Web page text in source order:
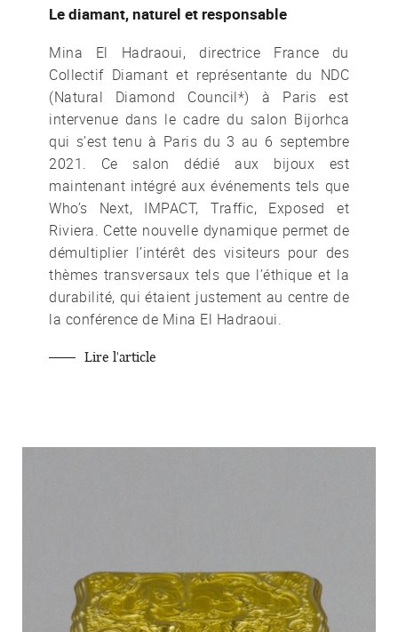
Le diamant, naturel et responsable
Mina El Hadraoui, directrice France du
Collectif Diamant et représentante du NDC
(Natural Diamond Council*) à Paris est
intervenue dans le cadre du salon Bijorhca
qui s’est tenu à Paris du 3 au 6 septembre
2021. Ce salon dédié aux bijoux est
maintenant intégré aux événements tels que
Who’s Next, IMPACT, Traffic, Exposed et
Riviera. Cette nouvelle dynamique permet de
démultiplier l’intérêt des visiteurs pour des
thèmes transversaux tels que l’éthique et la
durabilité, qui étaient justement au centre de
la conférence de Mina El Hadraoui.
Lire l'article